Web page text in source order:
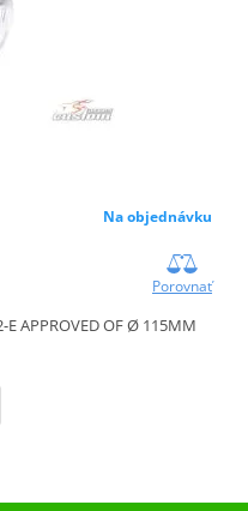
Na objednávku
Porovnať
E APPROVED OF Ø 115MM